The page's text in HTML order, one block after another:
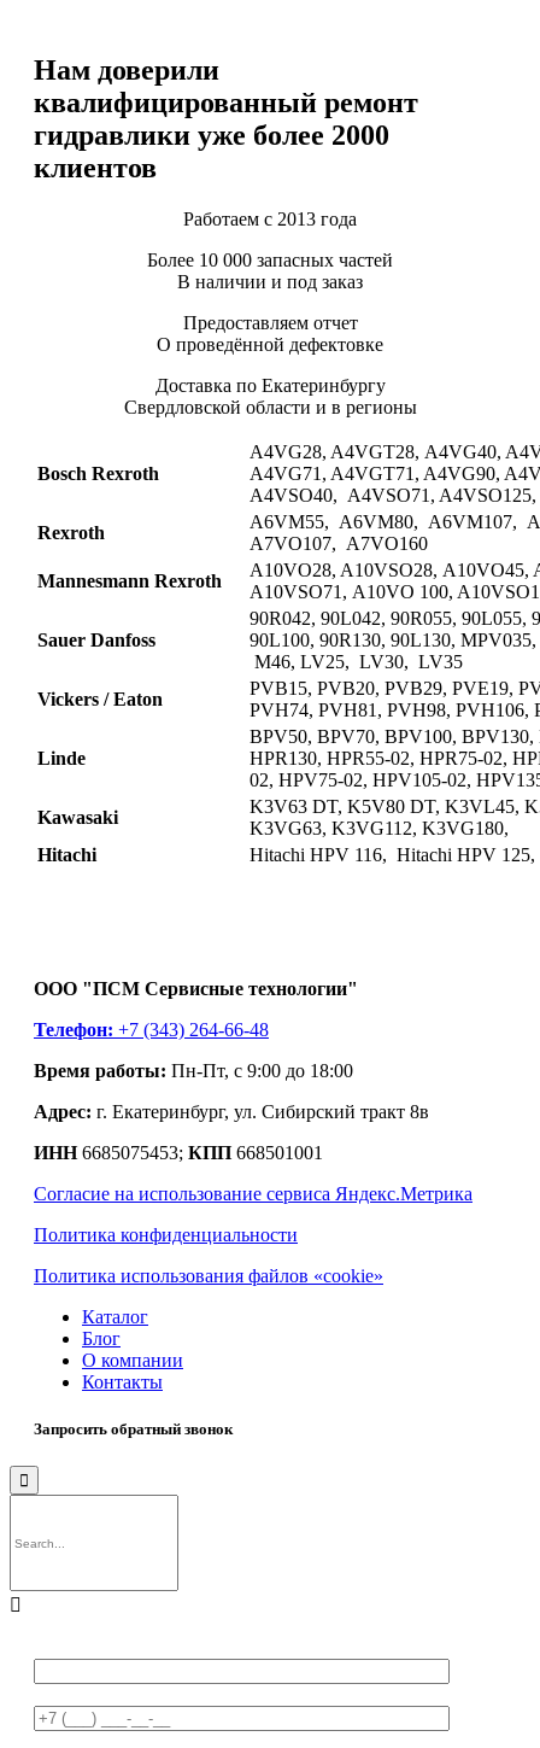
Нам доверили
квалифицированный ремонт
гидравлики уже более 2000
клиентов
Работаем с 2013 года
Более 10 000 запасных частей
В наличии и под заказ
Предоставляем отчет
О проведённой дефектовке
Доставка по Екатеринбургу
Свердловской области и в регионы
Bosch Rexroth
A4VG28, A4VGT28, A4VG40,
A4VG71, A4VGT71, A4VG90,
A4VSO40, A4VSO71, A4VSO125,
Rexroth
A6VM55, A6VM80, A6VM107,
A7VO107, A7VO160
Mannesmann Rexroth
A10VO28, A10VSO28, A10VO45,
A10VSO71, A10VO 100,
Sauer Danfoss
90R042, 90L042, 90R055, 90L055,
90L100, 90R130, 90L130,
M46, LV25, LV30, LV35
Vickers / Eaton
PVB15, PVB20, PVB29, PVE19,
PVH74, PVH81, PVH98, PVH106,
Linde
BPV50, BPV70, BPV100, BPV130,
HPR130, HPR55-02, HPR75-02,
02, HPV75-02, HPV105-02,
Kawasaki
K3V63 DT, K5V80 DT, K3VL45,
K3VG63, K3VG112, K3VG180,
Hitachi
Hitachi HPV 116, Hitachi HPV
ООО "ПСМ Сервисные технологии"
Телефон: +7 (343) 264-66-48
Время работы: Пн-Пт, с 9:00 до 18:00
Адрес: г. Екатеринбург, ул. Сибирский тракт 8в
ИНН6685075453; КПП 668501001
Согласие на использование сервиса Яндекс.Метрика
Политика конфиденциальности
Политика использования файлов «cookie»
Каталог
Блог
О компании
Контакты
Запросить обратный звонок

